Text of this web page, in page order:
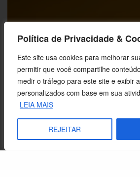
Política de Privacidade &
Este site usa cookies para melhorar
permitir que você compartilhe
medir o tráfego para este site e exibir
personalizados com base em sua
LEIA MAIS
REJEITAR